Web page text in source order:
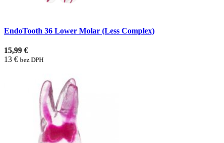
EndoTooth 36 Lower Molar (Less Complex)
15,99 €
13 € bez DPH